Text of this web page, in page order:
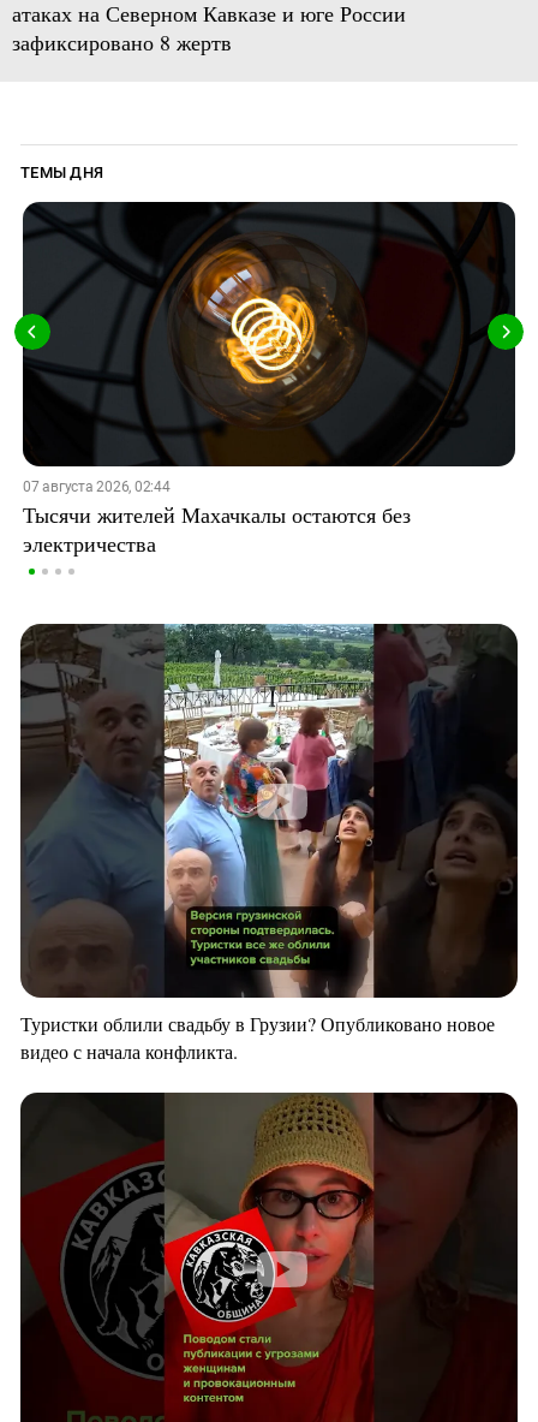
атаках на Северном Кавказе и юге России
зафиксировано 8 жертв
ТЕМЫ ДНЯ
07 августа 2026, 02:44
Тысячи жителей Махачкалы остаются без
электричества
Туристки облили свадьбу в Грузии? Опубликовано новое
видео с начала конфликта.